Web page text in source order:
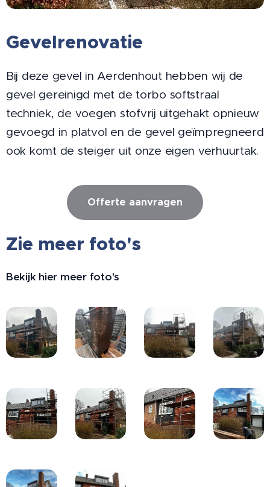
Gevelrenovatie
Bij deze gevel in Aerdenhout hebben wij de
gevel gereinigd met de torbo softstraal
techniek, de voegen stofvrij uitgehakt opnieuw
gevoegd in platvol en de gevel geïmpregneerd
ook komt de steiger uit onze eigen verhuurtak.
Offerte aanvragen
Zie meer foto's
Bekijk hier meer foto's